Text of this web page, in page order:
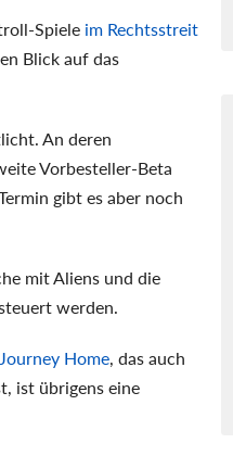
Spiele im Rechtsstreit
Blick auf das
An deren
Vorbesteller-Beta
gibt es aber noch
mit Aliens und die
werden.
Home, das auch
ist übrigens eine